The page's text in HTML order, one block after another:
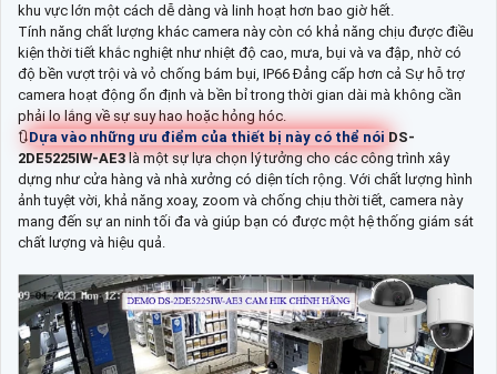
khu vực lớn một cách dễ dàng và linh hoạt hơn bao giờ hết.
Tính năng chất lượng khác camera này còn có khả năng chịu được điều
kiện thời tiết khắc nghiệt như nhiệt độ cao, mưa, bụi và va đập, nhờ có
độ bền vượt trội và vỏ chống bám bụi, IP66 Đẳng cấp hơn cả Sự hỗ trợ
camera hoạt động ổn định và bền bỉ trong thời gian dài mà không cần
phải lo lắng về sự suy hao hoặc hỏng hóc.
🔃Dựa vào những ưu điểm của thiết bị này có thể nói DS-
2DE5225IW-AE3là một sự lựa chọn lý tưởng cho các công trình xây
dựng như cửa hàng và nhà xưởng có diện tích rộng. Với chất lượng hình
ảnh tuyệt vời, khả năng xoay, zoom và chống chịu thời tiết, camera này
mang đến sự an ninh tối đa và giúp bạn có được một hệ thống giám sát
chất lượng và hiệu quả.